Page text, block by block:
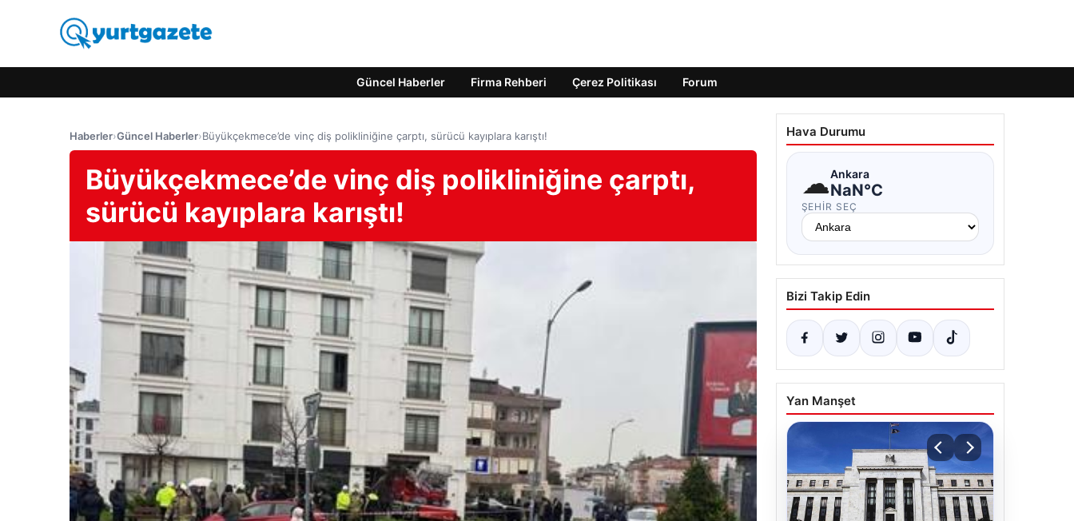
Güncel Haberler Firma Rehberi Çerez Politikası Forum
Haberler›Güncel Haberler›Büyükçekmece’de vinç diş polikliniğine çarptı, sürücü kayıplara karıştı!
Büyükçekmece’de vinç diş polikliniğine çarptı,
sürücü kayıplara karıştı!
Hava Durumu
☁Ankara
NaN°C
ŞEHIR SEÇ
Bizi Takip Edin
Yan Manşet